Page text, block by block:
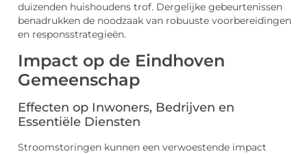
duizenden huishoudens trof. Dergelijke gebeurtenissen
benadrukken de noodzaak van robuuste voorbereidingen
en responsstrategieën.
Impact op de Eindhoven
Gemeenschap
Effecten op Inwoners, Bedrijven en
Essentiële Diensten
Stroomstoringen kunnen een verwoestende impact